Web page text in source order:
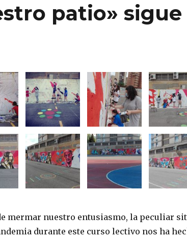
patio» sigue
mermar nuestro entusiasmo, la peculiar
durante este curso lectivo nos ha